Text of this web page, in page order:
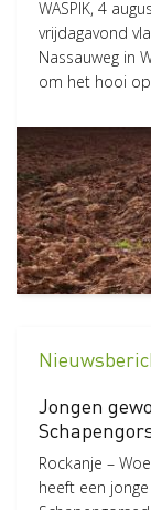
WASPIK, 4
vrijdagavond
Nassauweg in
om het hooi
Jongen
Rockanje –
heeft een